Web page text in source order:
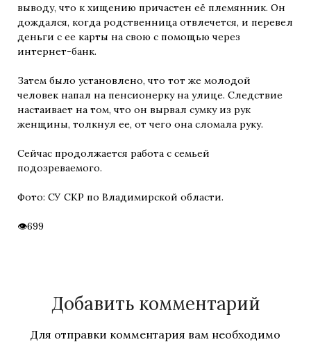
выводу, что к хищению причастен её племянник. Он
дождался, когда родственница отвлечется, и перевел
деньги с ее карты на свою с помощью через
интернет-банк.
Затем было установлено, что тот же молодой
человек напал на пенсионерку на улице. Следствие
настаивает на том, что он вырвал сумку из рук
женщины, толкнул ее, от чего она сломала руку.
Сейчас продолжается работа с семьей
подозреваемого.
Фото: СУ СКР по Владимирской области.
699
Добавить комментарий
Для отправки комментария вам необходимо